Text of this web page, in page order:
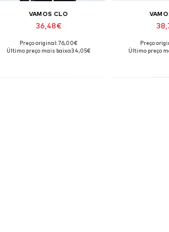
VAMOS CLO
36,48€
Tamanhos disponíveis: S, M, L, XL
Preço original: 76,00€
Último preço mais baixo:34,05€
Tamanhos
Preço
Último preço